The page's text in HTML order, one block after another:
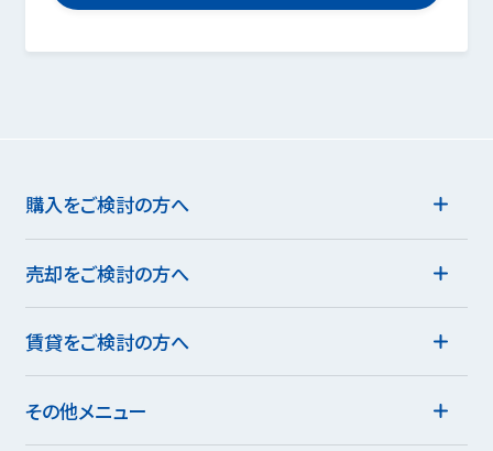
購入をご検討の方へ
売却をご検討の方へ
賃貸をご検討の方へ
その他メニュー